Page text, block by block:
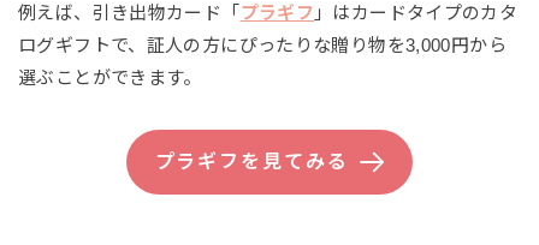
例えば、引き出物カード「 プラギフ 」はカードタイプのカタ
ログギフトで、証人の方にぴったりな贈り物を3,000円から
選ぶことができます。
プラギフを見てみる